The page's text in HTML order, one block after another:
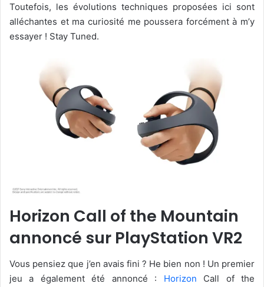
Toutefois, les évolutions techniques proposées ici sont
alléchantes et ma curiosité me poussera forcément à m’y
essayer ! Stay Tuned.
Horizon Call of the Mountain
annoncé sur PlayStation VR2
Vous pensiez que j’en avais fini ? He bien non ! Un premier
jeu a également été annoncé : Horizon Call of the